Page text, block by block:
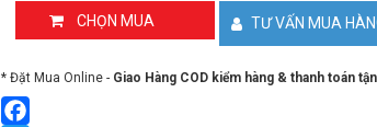
lõi
hợp
kim
DAHUA
CHỌN MUA TƯ VẤN MUA
* Đặt Mua Online - Giao Hàng COD kiểm hàng & thanh toán